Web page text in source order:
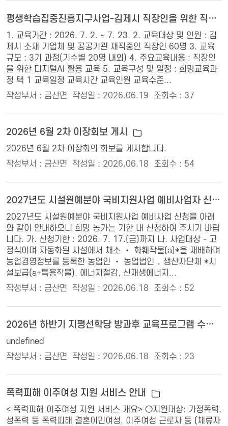
평생학습집중진흥지구사업-김제시 직장인을 위한 직무활용형 AI 교육 신청 안내
1. 교육기간 : 2026. 7. 2. ~ 7. 23. 2. 교육대상 및 인원 : 김
제시 소재 기업체 및 공공기관 재직중인 직장인 60명 3. 교육
규모 : 3기 과정(기수별 20명 내외) 4. 주요교육내용 : 직장인
을 위한 디지털AI 활용 교육 5. 교육구성 및 일정 : 희망교육과
정 택 1 교육일정 교육시간 교육인원 교육수준...
작성부서 : 금산면
작성일 : 2026.06.19 조회수 : 37
2026년 6월 2차 이장회보 게시
2026년 6월 2차 이장회의 회보를 게시합니다.
작성부서 : 금산면
작성일 : 2026.06.18 조회수 : 54
2027년도 시설원예분야 국비지원사업 예비사업자 신청·접수 안내
2027년도 시설원예분야 국비지원사업 예비사업 신청을 아래
와 같이 안내하오니 희망 농가는 기한 내 신청하여 주시기 바랍
니다. 가. 신청기한 : 2026. 7. 17.(금)까지 나. 사업대상 - 고
정식이며 자동화된 시설에서 채소 ‧ 화훼작물(a)*을 재배하며
농업경영정보를 등록한 농업인 ‧ 농업법인 ․ 생산자단체 *시
설보급(a+특용작물), 에너지절감, 신재생에너지...
작성부서 : 금산면
작성일 : 2026.06.18 조회수 : 52
2026년 하반기 지평선학당 방과후 교육프로그램 수강생 모집 홍보 안내
undefined
작성부서 : 금산면
작성일 : 2026.06.18 조회수 : 23
폭력피해 이주여성 지원 서비스 안내
< 폭력피해 이주여성 지원 서비스 개요> ○지원대상: 가정폭력,
성폭력 등 폭력피해 결혼이민여성, 이주여성 근로자 등 (체류자